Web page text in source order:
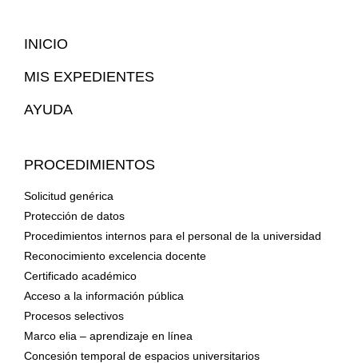
Mapa
Web
INICIO
MIS EXPEDIENTES
AYUDA
PROCEDIMIENTOS
Solicitud genérica
Protección de datos
Procedimientos internos para el personal de la universidad
Reconocimiento excelencia docente
Certificado académico
Acceso a la información pública
Procesos selectivos
Marco elia – aprendizaje en línea
Concesión temporal de espacios universitarios